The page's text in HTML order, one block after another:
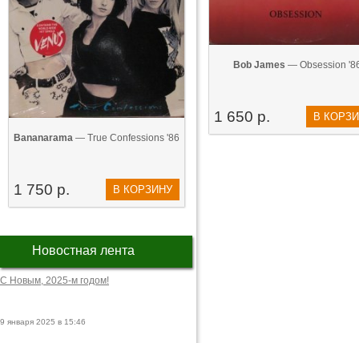
Bananarama — True Confessions '86
1 750 р. В КОРЗИНУ
Новостная лента
С Новым, 2025-м годом!
9 января 2025 в 15:46
Bob James — Obsession
1 650 р. В